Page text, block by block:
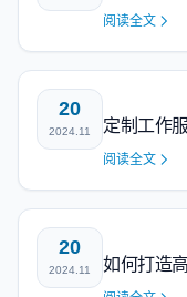
阅读全文
20
2024.11 定制工作
阅读全文
20
2024.11 如何打造